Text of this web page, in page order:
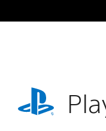
al
playstation.com